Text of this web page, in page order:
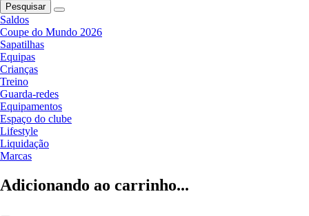
Pesquisar
Saldos
Coupe do Mundo 2026
Sapatilhas
Equipas
Crianças
Treino
Guarda-redes
Equipamentos
Espaço do clube
Lifestyle
Liquidação
Marcas
Adicionando ao carrinho...